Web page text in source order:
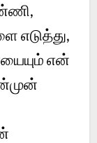
எடுத்து,
என்